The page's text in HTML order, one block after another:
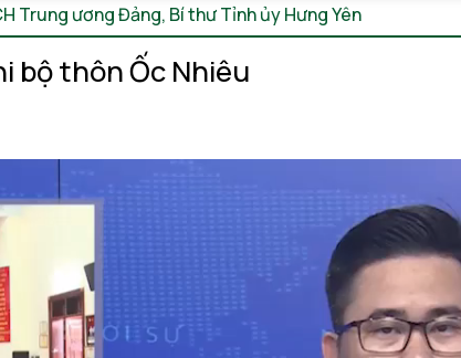
Trung ương Đảng, Bí thư Tỉnh ủy Hưng Yên
bộ thôn Ốc Nhiêu